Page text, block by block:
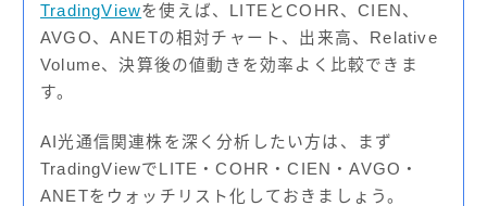
TradingViewを使えば、LITEとCOHR、CIEN、
AVGO、ANETの相対チャート、出来高、Relative
Volume、決算後の値動きを効率よく比較できま
す。
AI光通信関連株を深く分析したい方は、まず
TradingViewでLITE・COHR・CIEN・AVGO・
ANETをウォッチリスト化しておきましょう。